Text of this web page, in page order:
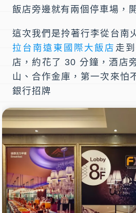
飯店旁邊就有兩個停車場，
這次我們是拎著行李從 台南
拉台南遠東國際大飯店 走到
店 ，約花了 30 分鐘，酒店
山、合作金庫，第一次來怕
銀行招牌